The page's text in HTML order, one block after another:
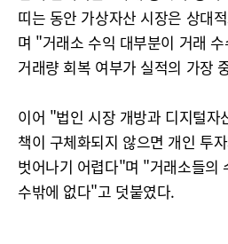
띠는 동안 가상자산 시장은 상대
며 "거래소 수익 대부분이 거래
거래량 회복 여부가 실적의 가장
이어 "법인 시장 개방과 디지털자
책이 구체화되지 않으면 개인 투
벗어나기 어렵다"며 "거래소들의
수밖에 없다"고 덧붙였다.